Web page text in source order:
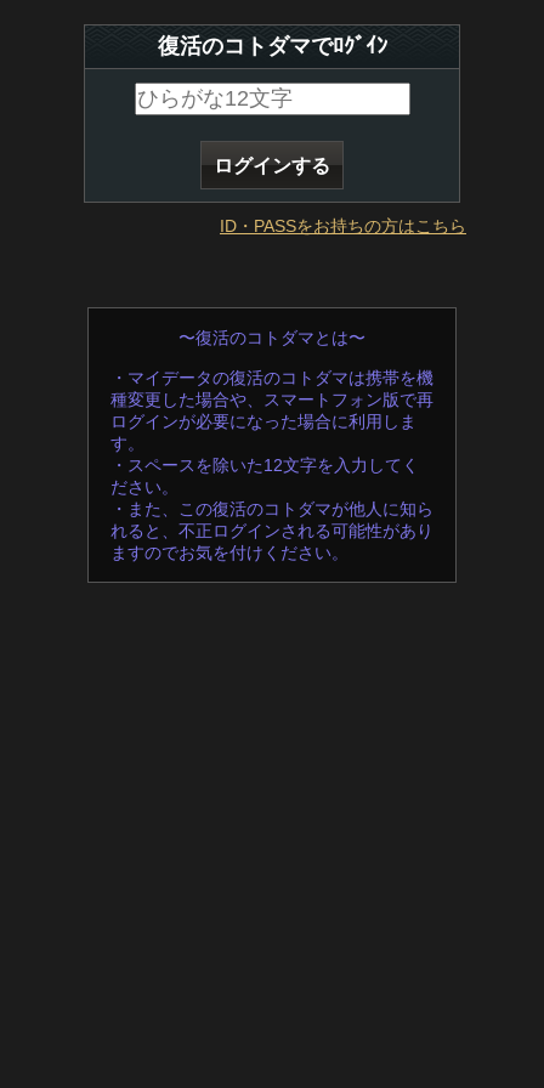
復活のコトダマでﾛｸﾞｲﾝ
ID・PASSをお持ちの方はこちら
〜復活のコトダマとは〜
・マイデータの復活のコトダマは携帯を機
種変更した場合や、スマートフォン版で再
ログインが必要になった場合に利用しま
す。
・スペースを除いた12文字を入力してく
ださい。
・また、この復活のコトダマが他人に知ら
れると、不正ログインされる可能性があり
ますのでお気を付けください。